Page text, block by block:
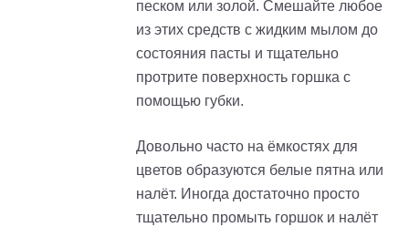
песком или золой. Смешайте любое
из этих средств с жидким мылом до
состояния пасты и тщательно
протрите поверхность горшка с
помощью губки.
Довольно часто на ёмкостях для
цветов образуются белые пятна или
налёт. Иногда достаточно просто
тщательно промыть горшок и налёт